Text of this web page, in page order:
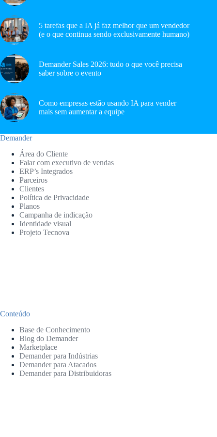
5 tarefas que a IA já faz melhor que um vendedor
(e o que continua sendo exclusivamente humano)
Demander Sales 2026: tudo o que você precisa
saber sobre o evento
Como empresas estão usando IA para vender
mais sem aumentar a equipe
Demander
Área do Cliente
Falar com executivo de vendas
ERP’s Integrados
Parceiros
Clientes
Política de Privacidade
Planos
Campanha de indicação
Identidade visual
Projeto Tecnova
Conteúdo
Base de Conhecimento
Blog do Demander
Marketplace
Demander para Indústrias
Demander para Atacados
Demander para Distribuidoras